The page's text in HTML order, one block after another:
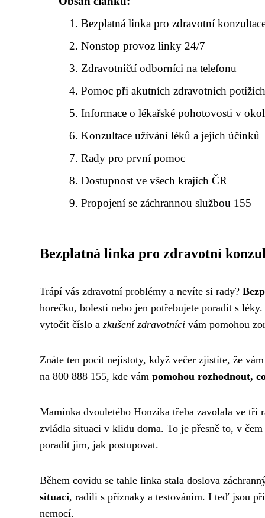
Bezplatná linka pro zdravotní
Nonstop provoz linky 24/7
Zdravotničtí odborníci na telefonu
Pomoc při akutních zdravotních
Informace o lékařské pohotovosti v
Konzultace užívání léků a jejich účinků
Rady pro první pomoc
Dostupnost ve všech krajích ČR
Propojení se záchrannou službou 155
Bezplatná linka pro zdravotní
Trápí vás zdravotní problémy a nevíte si rady?
horečku, bolesti nebo jen potřebujete poradit s
vytočit číslo a zkušení zdravotníci vám pomohou
Znáte ten pocit nejistoty, když večer zjistíte, že
na 800 888 155, kde vám pomohou rozhodnout,
Maminka dvouletého Honzíka třeba zavolala ve
zvládla situaci v klidu doma. To je přesně to, v
poradit jim, jak postupovat.
Během covidu se tahle linka stala doslova
situaci, radili s příznaky a testováním. I teď jsou
nemocí.